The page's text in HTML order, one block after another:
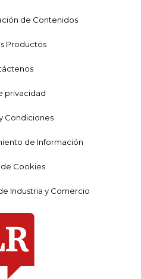
de Contenidos
Productos
privacidad
Condiciones
de Información
Cookies
Industria y Comercio